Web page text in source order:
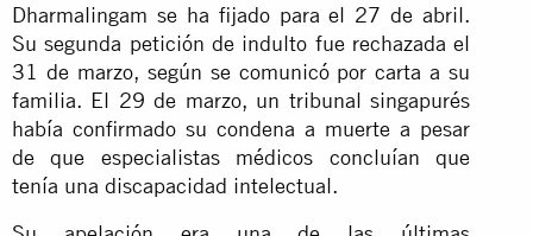
Dharmalingam se ha fijado para el 27 de abril.
Su segunda petición de indulto fue rechazada el
31 de marzo, según se comunicó por carta a su
familia. El 29 de marzo, un tribunal singapurés
había confirmado su condena a muerte a pesar
de que especialistas médicos concluían que
tenía una discapacidad intelectual.